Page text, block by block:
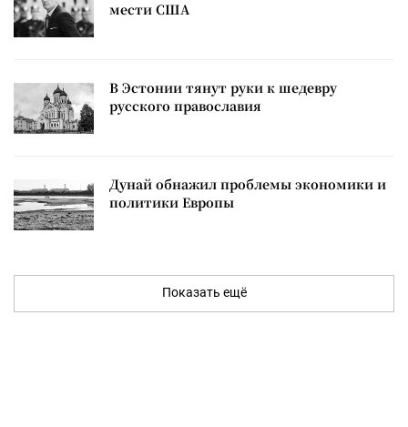
мести США
В Эстонии тянут руки к шедевру
русского православия
Дунай обнажил проблемы экономики и
политики Европы
Показать ещё